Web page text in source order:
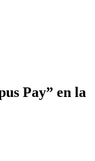
Pay” en la